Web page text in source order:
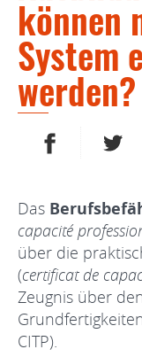
können
System
werden?
AUF
Das
capacité
über die
(certificat de
Zeugnis über
CITP).